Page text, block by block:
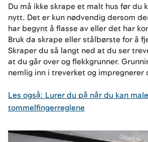
Du må ikke skrape et malt hus før du
nytt. Det er kun nødvendig dersom
har begynt å flasse av eller det har
Bruk da skrape eller stålbørste for å
Skraper du så langt ned at du ser
at du går over og flekkgrunner.
nemlig inn i treverket og impregnerer
Les også: Lurer du på når du kan
tommelfingerreglene